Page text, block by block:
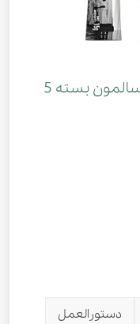
بستنی گربه بایولاین با طعم ماهی سالمون بسته 5
دستورالعمل